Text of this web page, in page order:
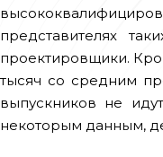
представителях
проектировщики.
тысяч со средним
выпускников не
некоторым данным,